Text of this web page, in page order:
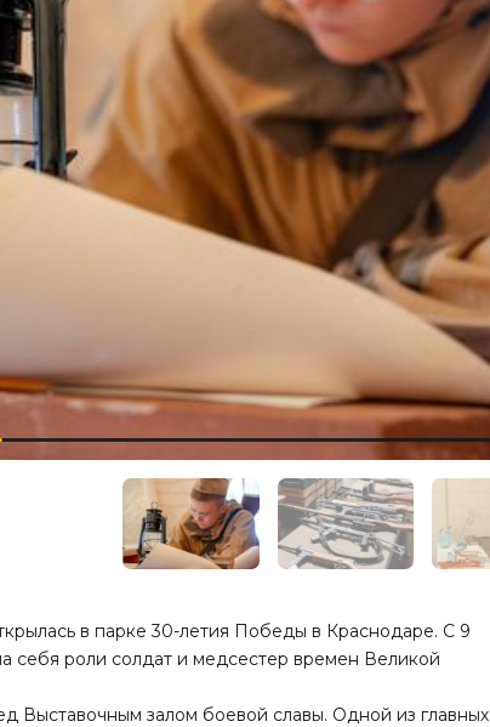
в парке 30-летия Победы в Краснодаре. С 9
себя роли солдат и медсестер времен Великой
Выставочным залом боевой славы. Одной из главных